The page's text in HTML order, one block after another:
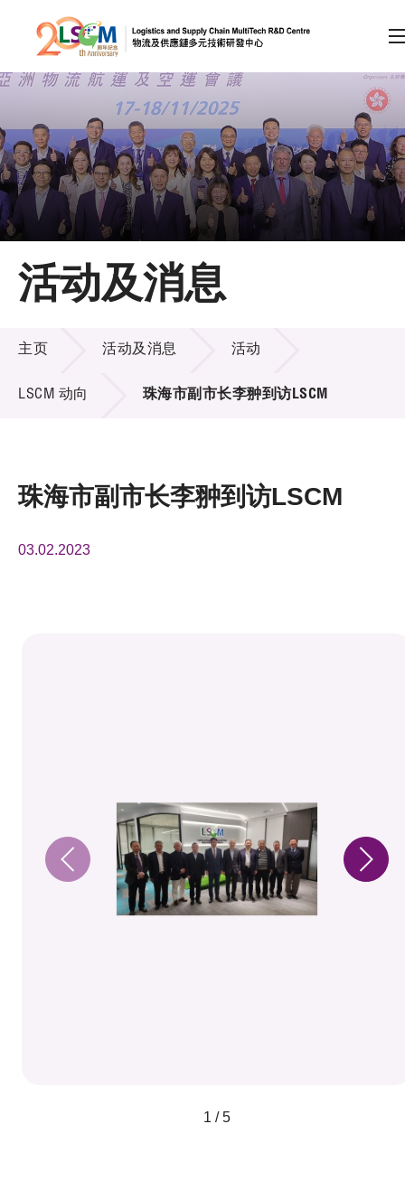
跳到内容（按回车键）
会员登录
A A EN 繁 简
主页
关于LSCM
技术商品化
项目及资助计划
活动及消息
活动及消息
活动及消息
主页 活动及消息 活动
LSCM 动向 珠海市副市长李翀到访LSCM
珠海市副市长李翀到访LSCM
03.02.2023
1 / 5